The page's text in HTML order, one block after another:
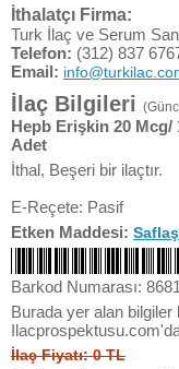
İthalatçı Firma:
Turk İlaç ve Serum
Telefon: (312) 837
Email:
İlaç Bilgileri
Hepb Erişkin 20
Adet
İthal, Beşeri bir ilaçtır.
E-Reçete: Pasif
Etken Maddesi:
Barkod Numarası:
Burada yer alan
İlaç Fiyatı: 0 TL